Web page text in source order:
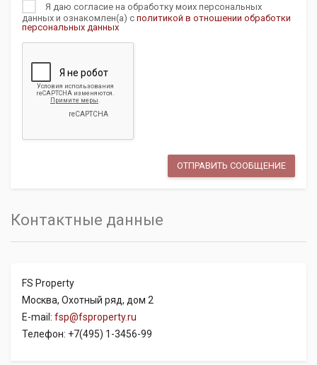
Я даю согласие на обработку моих персональных
данных и ознакомлен(а) с политикой в отношении обработки
персональных данных
Контактные данные
FS Property
Москва, Охотный ряд, дом 2
E-mail: fsp@fsproperty.ru
Телефон: +7(495) 1-3456-99